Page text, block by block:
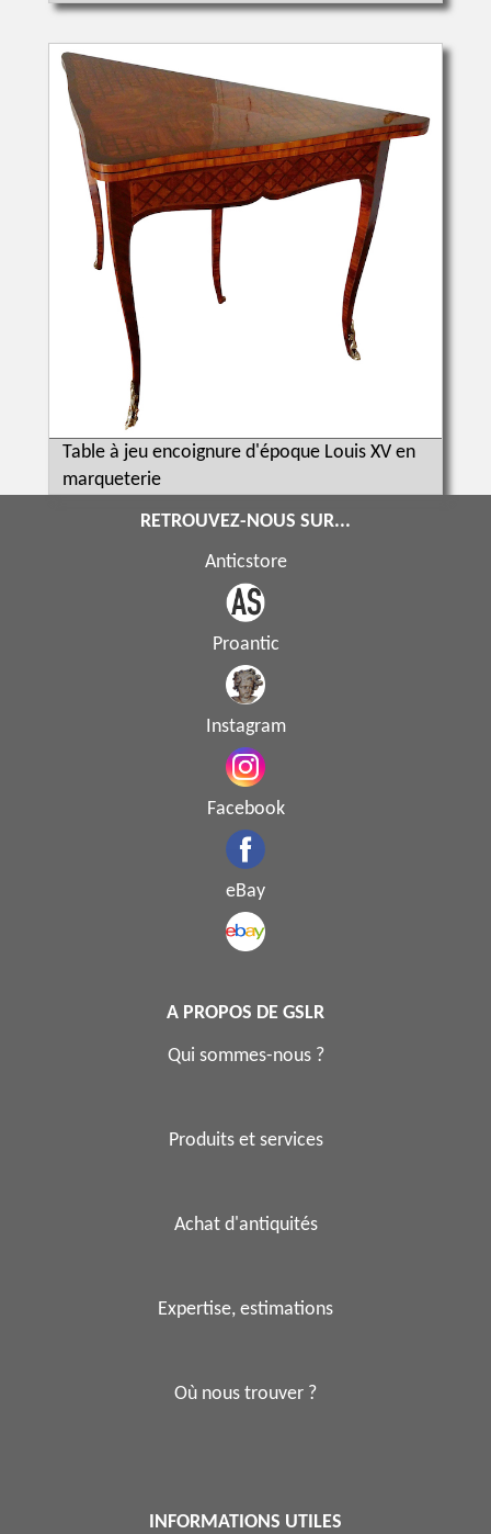
Table à jeu encoignure d'époque Louis XV en
marqueterie
RETROUVEZ-NOUS SUR...
Anticstore
Proantic
Instagram
Facebook
eBay
A PROPOS DE GSLR
Qui sommes-nous ?
Produits et services
Achat d'antiquités
Expertise, estimations
Où nous trouver ?
INFORMATIONS UTILES